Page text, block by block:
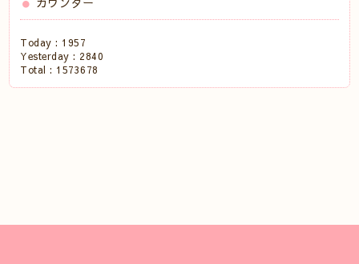
Today : 1957
Yesterday : 2840
Total : 1573678